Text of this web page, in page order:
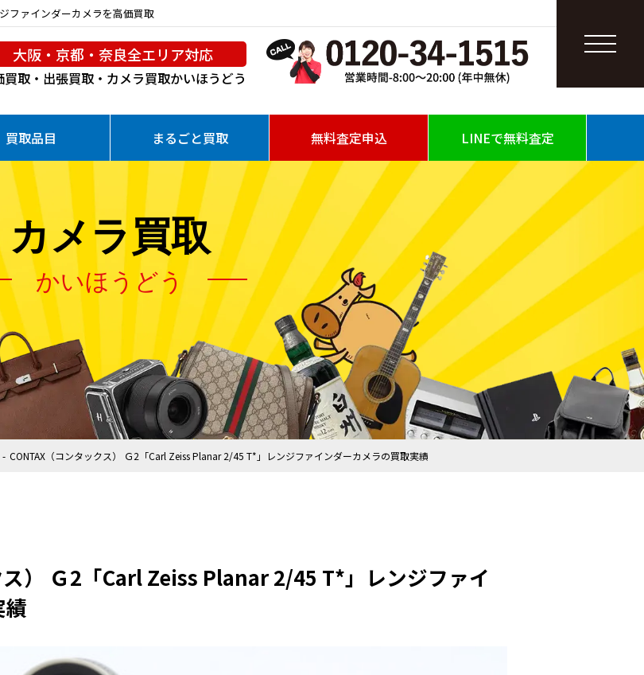
ファインダーカメラを高価買取
大阪・京都・奈良全エリア対応
買取・出張買取・カメラ買取かいほうどう
買取品目 まるごと買取 無料査定申込 LINEで無料査定
カメラ買取
かいほうどう
CONTAX（コンタックス） Ｇ2「Carl Zeiss Planar 2/45 T*」レンジファインダーカメラの買取実績
ス） Ｇ2「Carl Zeiss Planar 2/45 T*」レンジファイ
績